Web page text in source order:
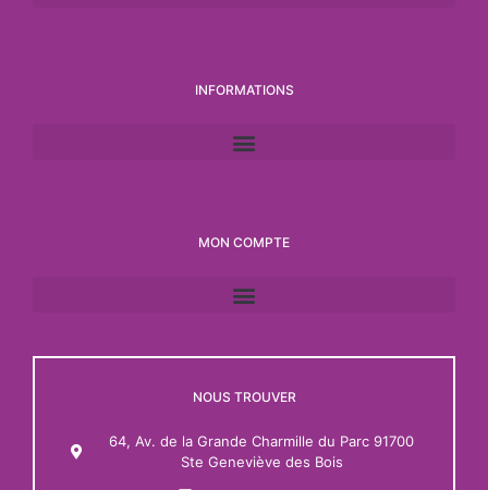
INFORMATIONS
MON COMPTE
NOUS TROUVER
64, Av. de la Grande Charmille du Parc 91700
Ste Geneviève des Bois